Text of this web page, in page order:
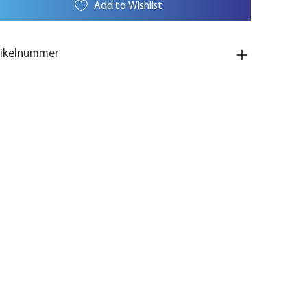
Add to Wishlist